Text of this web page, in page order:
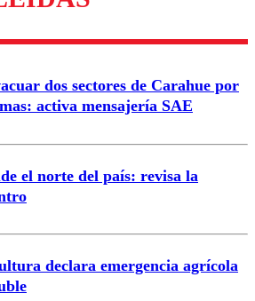
Enviar comentario
dos sectores de Carahue por
activa mensajería SAE
el norte del país: revisa la
declara emergencia agrícola